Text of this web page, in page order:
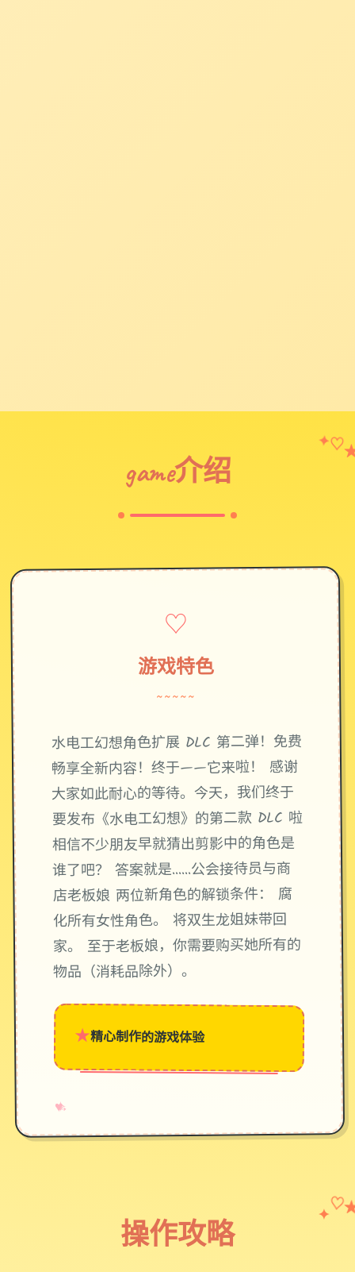
game介绍
✦ ♡
♡
游戏特色
~~~~~
水电工幻想角色扩展 DLC 第二弹！免费
畅享全新内容！终于——它来啦！ 感谢
大家如此耐心的等待。今天，我们终于
要发布《水电工幻想》的第二款 DLC 啦
相信不少朋友早就猜出剪影中的角色是
谁了吧？ 答案就是……公会接待员与商
店老板娘 两位新角色的解锁条件： 腐
化所有女性角色。 将双生龙姐妹带回
家。 至于老板娘，你需要购买她所有的
物品（消耗品除外）。
★精心制作的游戏体验
♥
✧
→
操作攻略
✦ ♡